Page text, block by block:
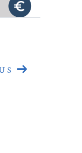
une réussite